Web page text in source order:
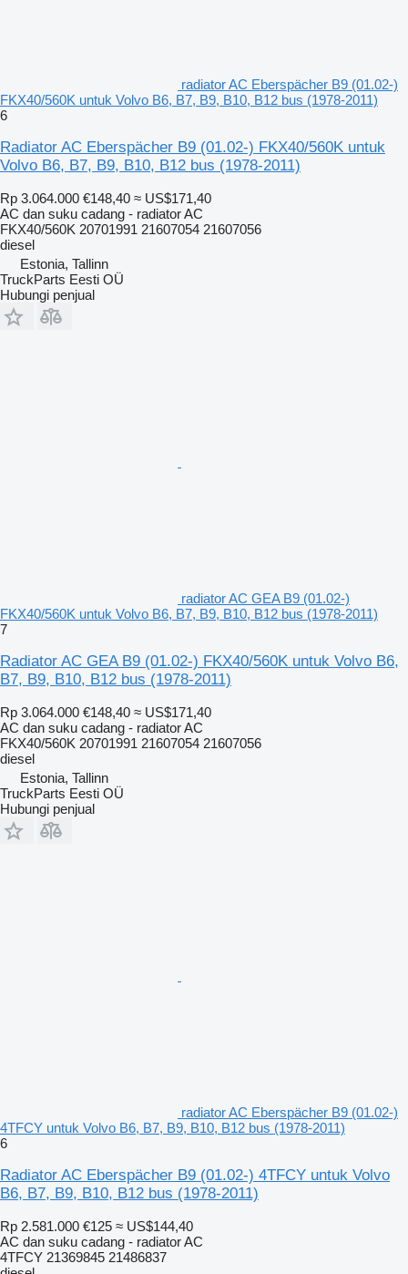
radiator AC Eberspächer B9 (01.02-)
FKX40/560K untuk Volvo B6, B7, B9, B10, B12 bus (1978-2011)
6
Radiator AC Eberspächer B9 (01.02-) FKX40/560K untuk
Volvo B6, B7, B9, B10, B12 bus (1978-2011)
Rp 3.064.000 €148,40 ≈ US$171,40
AC dan suku cadang - radiator AC
FKX40/560K 20701991 21607054 21607056
diesel
Estonia, Tallinn
TruckParts Eesti OÜ
Hubungi penjual
radiator AC GEA B9 (01.02-)
FKX40/560K untuk Volvo B6, B7, B9, B10, B12 bus (1978-2011)
7
Radiator AC GEA B9 (01.02-) FKX40/560K untuk Volvo B6,
B7, B9, B10, B12 bus (1978-2011)
Rp 3.064.000 €148,40 ≈ US$171,40
AC dan suku cadang - radiator AC
FKX40/560K 20701991 21607054 21607056
diesel
Estonia, Tallinn
TruckParts Eesti OÜ
Hubungi penjual
radiator AC Eberspächer B9 (01.02-)
4TFCY untuk Volvo B6, B7, B9, B10, B12 bus (1978-2011)
6
Radiator AC Eberspächer B9 (01.02-) 4TFCY untuk Volvo
B6, B7, B9, B10, B12 bus (1978-2011)
Rp 2.581.000 €125 ≈ US$144,40
AC dan suku cadang - radiator AC
4TFCY 21369845 21486837